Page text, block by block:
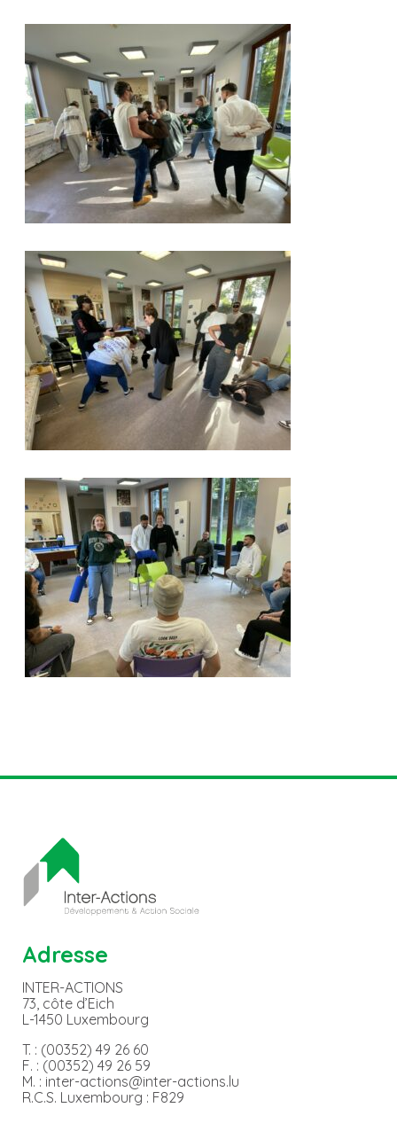
Adresse
INTER-ACTIONS
73, côte d’Eich
L-1450 Luxembourg
T. : (00352) 49 26 60
F. : (00352) 49 26 59
M. : inter-actions@inter-actions.lu
R.C.S. Luxembourg : F829